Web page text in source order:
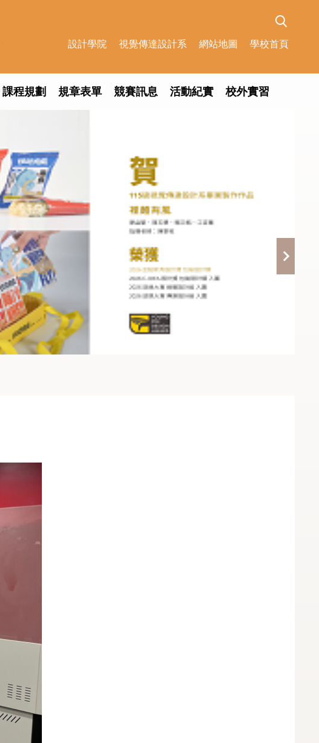
課程規劃 規章表單 競賽訊息 活動紀實 校外實習
設計學院 視覺傳達設計系 網站地圖 學校首頁